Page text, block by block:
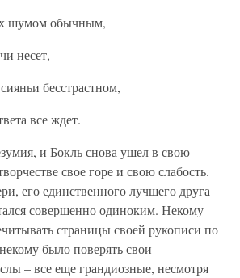
шумом обычным,
несет,
бесстрастном,
все ждет.
и Бокль снова ушел в свою
свое горе и свою слабость.
его единственного лучшего друга
совершенно одиноким. Некому
страницы своей рукописи по
было поверять свои
– все еще грандиозные, несмотря